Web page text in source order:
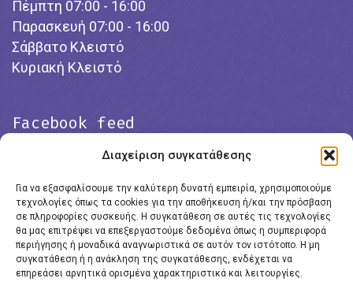
Διαχείριση συγκατάθεσης
Για να εξασφαλίσουμε την καλύτερη δυνατή εμπειρία, χρησιμοποιούμε
τεχνολογίες όπως τα cookies για την αποθήκευση ή/και την πρόσβαση
σε πληροφορίες συσκευής. Η συγκατάθεση σε αυτές τις τεχνολογίες
θα μας επιτρέψει να επεξεργαστούμε δεδομένα όπως η συμπεριφορά
περιήγησης ή μοναδικά αναγνωριστικά σε αυτόν τον ιστότοπο. Η μη
συγκατάθεση ή η ανάκληση της συγκατάθεσης, ενδέχεται να
επηρεάσει αρνητικά ορισμένα χαρακτηριστικά και λειτουργίες.
Πέμπτη 07:00 - 16:00
Παρασκευή 07:00 - 16:00
Σάββατο Κλειστό
Κυριακή Κλειστό
Facebook feed
Click to accept marketing cookies and